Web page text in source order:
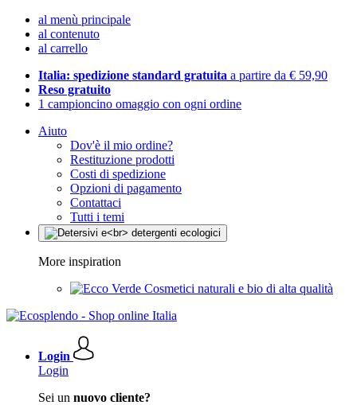
al menù principale
al contenuto
al carrello
Italia: spedizione standard gratuita a partire da € 59,90
Reso gratuito
1 campioncino omaggio con ogni ordine
Aiuto
Dov'è il mio ordine?
Restituzione prodotti
Costi di spedizione
Opzioni di pagamento
Contattaci
Tutti i temi
More inspiration
Cosmetici naturali e bio di alta qualità
Login
Login
Sei un nuovo cliente?